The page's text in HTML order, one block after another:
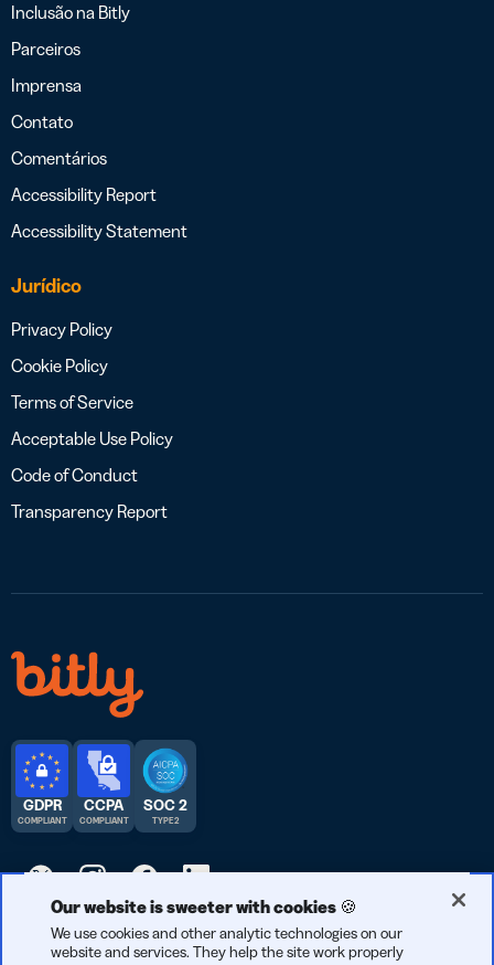
Inclusão na Bitly
Parceiros
Imprensa
Contato
Comentários
Accessibility Report
Accessibility Statement
Jurídico
Privacy Policy
Cookie Policy
Terms of Service
Acceptable Use Policy
Code of Conduct
Transparency Report
© 2026 Bitly | Feito com carinho em Nova York, Berlim e no
GDPR
COMPLIANT
CCPA
COMPLIANT
SOC 2
TYPE 2
Our website is sweeter with cookies 🍪
We use cookies and other analytic technologies on our
website and services. They help the site work properly